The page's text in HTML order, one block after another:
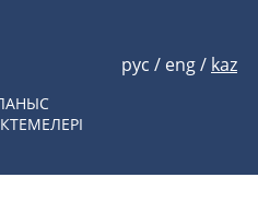
рус / eng/ kaz